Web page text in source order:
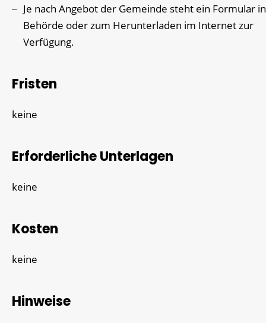
Je nach Angebot der Gemeinde steht ein Formular
Behörde oder zum Herunterladen im Internet zur
Verfügung.
Fristen
keine
Erforderliche Unterlagen
keine
Kosten
keine
Hinweise